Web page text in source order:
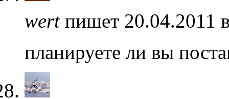
wertпишет 20.04.2011
планируете ли вы